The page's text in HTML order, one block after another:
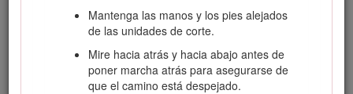
Mantenga las manos y los pies alejados
de las unidades de corte.
Mire hacia atrás y hacia abajo antes de
poner marcha atrás para asegurarse de
que el camino está despejado.
del operador, los interruptores de seguridad
y los protectores de seguridad están
colocados y que funcionan correctamente.
No utilice la máquina si no funcionan
correctamente.